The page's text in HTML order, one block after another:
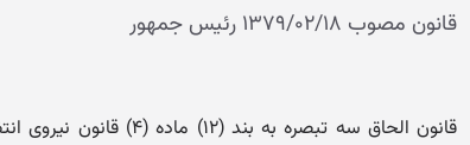
قانون مصوب ۱۳۷۹/۰۲/۱۸ رئیس جمهور
قانون الحاق سه تبصره به